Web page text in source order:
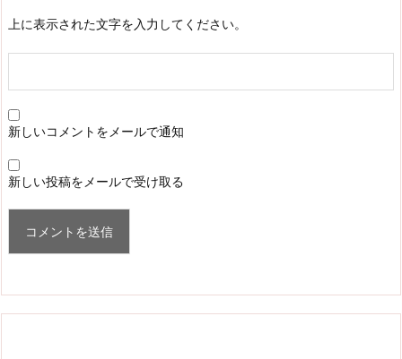
上に表示された文字を入力してください。
新しいコメントをメールで通知
新しい投稿をメールで受け取る